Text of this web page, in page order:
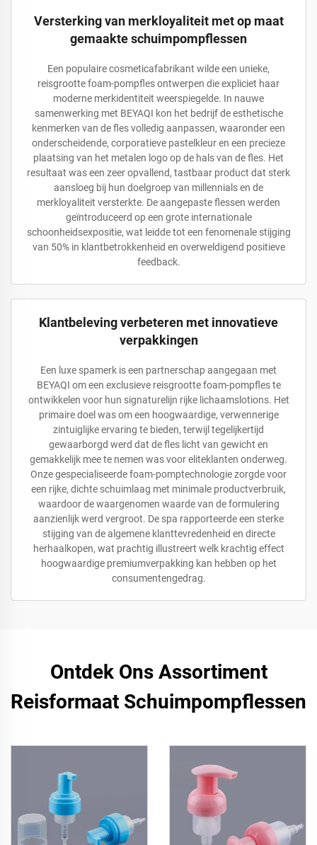
Versterking van merkloyaliteit met op maat
gemaakte schuimpompflessen
Een populaire cosmeticafabrikant wilde een unieke,
reisgrootte foam-pompfles ontwerpen die expliciet haar
moderne merkidentiteit weerspiegelde. In nauwe
samenwerking met BEYAQI kon het bedrijf de esthetische
kenmerken van de fles volledig aanpassen, waaronder een
onderscheidende, corporatieve pastelkleur en een precieze
plaatsing van het metalen logo op de hals van de fles. Het
resultaat was een zeer opvallend, tastbaar product dat sterk
aansloeg bij hun doelgroep van millennials en de
merkloyaliteit versterkte. De aangepaste flessen werden
geïntroduceerd op een grote internationale
schoonheidsexpositie, wat leidde tot een fenomenale stijging
van 50% in klantbetrokkenheid en overweldigend positieve
feedback.
Klantbeleving verbeteren met innovatieve
verpakkingen
Een luxe spamerk is een partnerschap aangegaan met
BEYAQI om een exclusieve reisgrootte foam-pompfles te
ontwikkelen voor hun signaturelijn rijke lichaamslotions. Het
primaire doel was om een hoogwaardige, verwennerige
zintuiglijke ervaring te bieden, terwijl tegelijkertijd
gewaarborgd werd dat de fles licht van gewicht en
gemakkelijk mee te nemen was voor eliteklanten onderweg.
Onze gespecialiseerde foam-pomptechnologie zorgde voor
een rijke, dichte schuimlaag met minimale productverbruik,
waardoor de waargenomen waarde van de formulering
aanzienlijk werd vergroot. De spa rapporteerde een sterke
stijging van de algemene klanttevredenheid en directe
herhaalkopen, wat prachtig illustreert welk krachtig effect
hoogwaardige premiumverpakking kan hebben op het
consumentengedrag.
Ontdek Ons Assortiment
Reisformaat Schuimpompflessen